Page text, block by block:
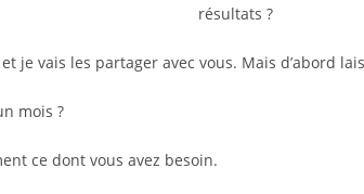
résultats ?
je vais les partager avec vous. Mais d’abord
mois ?
ce dont vous avez besoin.